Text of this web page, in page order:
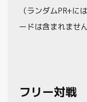
（ランダムPR+に
ードは含まれません
フリー対戦